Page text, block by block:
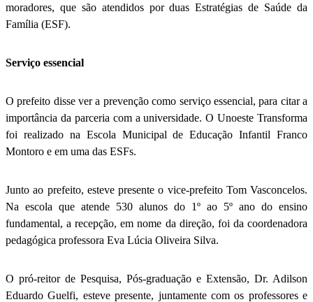
moradores, que são atendidos por duas Estratégias de Saúde da
Família (ESF).
Serviço essencial
O prefeito disse ver a prevenção como serviço essencial, para citar a
importância da parceria com a universidade. O Unoeste Transforma
foi realizado na Escola Municipal de Educação Infantil Franco
Montoro e em uma das ESFs.
Junto ao prefeito, esteve presente o vice-prefeito Tom Vasconcelos.
Na escola que atende 530 alunos do 1º ao 5º ano do ensino
fundamental, a recepção, em nome da direção, foi da coordenadora
pedagógica professora Eva Lúcia Oliveira Silva.
O pró-reitor de Pesquisa, Pós-graduação e Extensão, Dr. Adilson
Eduardo Guelfi, esteve presente, juntamente com os professores e